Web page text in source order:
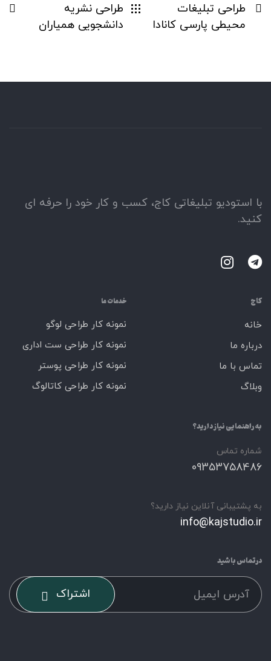
طراحی تبلیغات
محیطی پارسی کانادا
طراحی نشریه
دانشجویی همیاران
با استودیو تبلیغاتی کاج، کسب و کار خود را حرفه ای
کنید.
کاج
خانه
درباره ما
تماس با ما
وبلاگ
خدمات ما
نمونه کار طراحی لوگو
نمونه کار طراحی ست اداری
نمونه کار طراحی پوستر
نمونه کار طراحی کاتالوگ
به راهنمایی نیاز دارید؟
شماره تماس
09353758486
به پشتیبانی آنلاین نیاز دارید؟
info@kajstudio.ir
درتماس باشید
اشتراک